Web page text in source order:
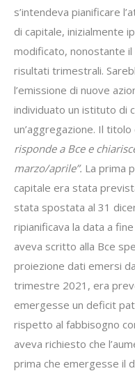
s’intendeva pianificare
di capitale, inizialmente
modificato, nonostante
risultati trimestrali.
l’emissione di nuove
individuato un istituto di
un’aggregazione. Il titolo
risponde a Bce e
marzo/aprile”. La prima
capitale era stata
stata spostata al 31
ripianificava la data a
aveva scritto alla Bce
proiezione dati emersi
trimestre 2021, era
emergesse un deficit
rispetto al fabbisogno
aveva richiesto che
prima che emergesse il